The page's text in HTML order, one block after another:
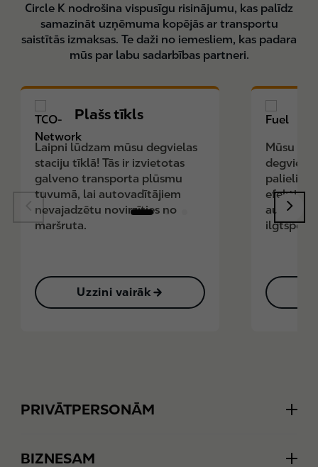
Circle K nodrošina vispusīgu risinājumu, kas palīdz
samazināt uzņēmuma kopējās ar transportu
saistītās izmaksas. Te daži no iemesliem, kas padara
mūs par labu sadarbības partneri.
Plašs tīkls
Laipni lūdzam mūsu degvielas
staciju tīklā! Tās ir izvietotas
galveno transporta plūsmu
tuvumā, lai autovadītājiem
nevajadzētu novirzīties no
maršruta.
Uzzini vairāk
Mūsu
degviela
auto
PRIVĀTPERSONĀM
BIZNESAM